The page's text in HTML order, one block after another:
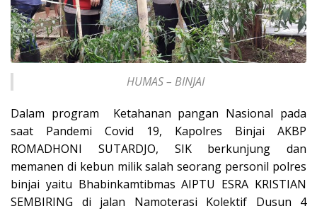
HUMAS – BINJAI
Dalam program Ketahanan pangan Nasional pada
saat Pandemi Covid 19, Kapolres Binjai AKBP
ROMADHONI SUTARDJO, SIK berkunjung dan
memanen di kebun milik salah seorang personil polres
binjai yaitu Bhabinkamtibmas AIPTU ESRA KRISTIAN
SEMBIRING di jalan Namoterasi Kolektif Dusun 4